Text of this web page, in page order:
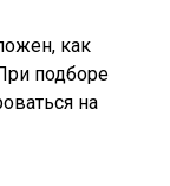
как
подборе
на